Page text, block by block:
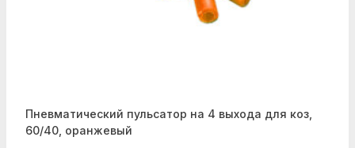
Пневматический пульсатор на 4 выхода для коз,
60/40, оранжевый